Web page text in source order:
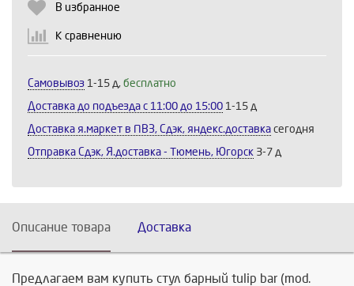
В избранное
К сравнению
Самовывоз 1-15 д, бесплатно
Доставка до подъезда c 11:00 до 15:00 1-15 д
Доставка я.маркет в ПВЗ, Сдэк, яндекс.доставка сегодня
Отправка Сдэк, Я.доставка - Тюмень, Югорск 3-7 д
Описание товара Доставка
Предлагаем вам купить стул барный tulip bar (mod.